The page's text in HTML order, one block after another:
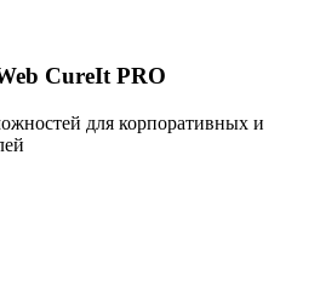
для корпоративных и